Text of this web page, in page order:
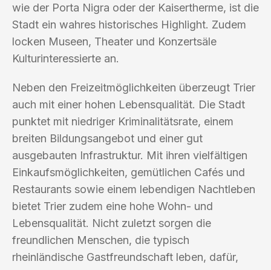
wie der Porta Nigra oder der Kaisertherme, ist die
Stadt ein wahres historisches Highlight. Zudem
locken Museen, Theater und Konzertsäle
Kulturinteressierte an.
Neben den Freizeitmöglichkeiten überzeugt Trier
auch mit einer hohen Lebensqualität. Die Stadt
punktet mit niedriger Kriminalitätsrate, einem
breiten Bildungsangebot und einer gut
ausgebauten Infrastruktur. Mit ihren vielfältigen
Einkaufsmöglichkeiten, gemütlichen Cafés und
Restaurants sowie einem lebendigen Nachtleben
bietet Trier zudem eine hohe Wohn- und
Lebensqualität. Nicht zuletzt sorgen die
freundlichen Menschen, die typisch
rheinländische Gastfreundschaft leben, dafür,